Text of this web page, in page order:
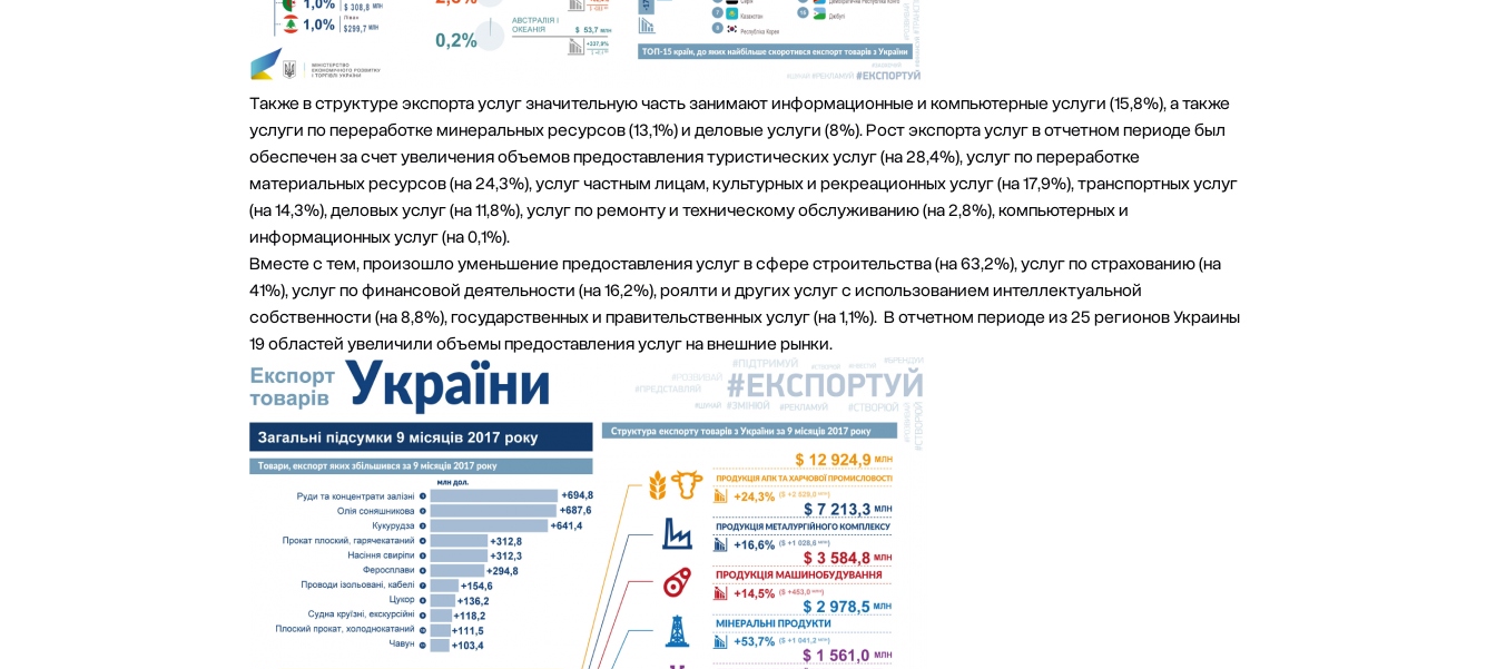
Также в структуре экспорта услуг значительную часть занимают информационные и компьютерные услуги (15,8%), а также
услуги по переработке минеральных ресурсов (13,1%) и деловые услуги (8%). Рост экспорта услуг в отчетном периоде был
обеспечен за счет увеличения объемов предоставления туристических услуг (на 28,4%), услуг по переработке
материальных ресурсов (на 24,3%), услуг частным лицам, культурных и рекреационных услуг (на 17,9%), транспортных услуг
(на 14,3%), деловых услуг (на 11,8%), услуг по ремонту и техническому обслуживанию (на 2,8%), компьютерных и
информационных услуг (на 0,1%).
Вместе с тем, произошло уменьшение предоставления услуг в сфере строительства (на 63,2%), услуг по страхованию (на
41%), услуг по финансовой деятельности (на 16,2%), роялти и других услуг с использованием интеллектуальной
собственности (на 8,8%), государственных и правительственных услуг (на 1,1%). В отчетном периоде из 25 регионов Украины
19 областей увеличили объемы предоставления услуг на внешние рынки.